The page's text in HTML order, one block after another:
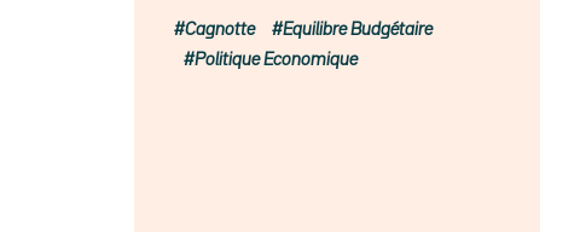
Cagnotte
Equilibre Budgétaire
Politique Economique